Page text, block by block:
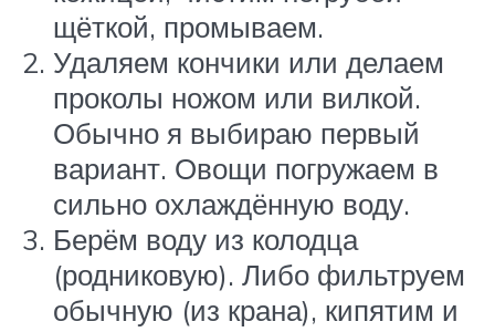
щёткой, промываем.
Удаляем кончики или делаем
проколы ножом или вилкой.
Обычно я выбираю первый
вариант. Овощи погружаем в
сильно охлаждённую воду.
Берём воду из колодца
(родниковую). Либо фильтруем
обычную (из крана), кипятим и